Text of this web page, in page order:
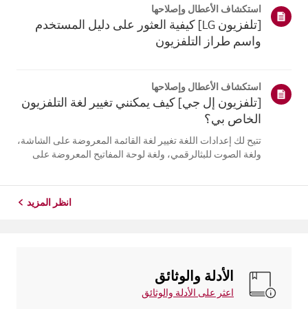
التلفزيون. أعد تسج...
استكشاف الأعطال وإصلاحها
[تلفزيون LG] كيفية العثور على دليل المستخدم
واسم طراز التلفزيون
استكشاف الأعطال وإصلاحها
[تلفزيون إل جي] كيف يمكنني تغيير لغة التلفزيون
الخاص بي؟
تتيح لك إعدادات اللغة تغيير لغة القائمة المعروضة على الشاشة،
ولغة الصوت للبثالرقمي، ولغة لوحة المفاتيح المعروضة على
انظر المزيد
الأدلة والوثائق
اعثر على الأدلة والوثائق